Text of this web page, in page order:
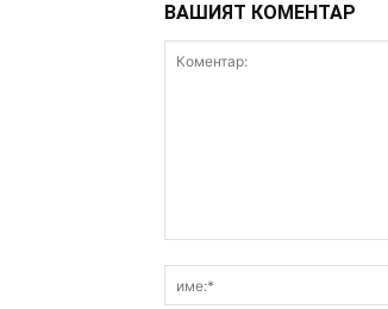
ВАШИЯТ КОМЕНТАР